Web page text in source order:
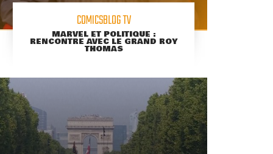
COMICSBLOG TV
MARVEL ET POLITIQUE :
RENCONTRE AVEC LE GRAND ROY
THOMAS